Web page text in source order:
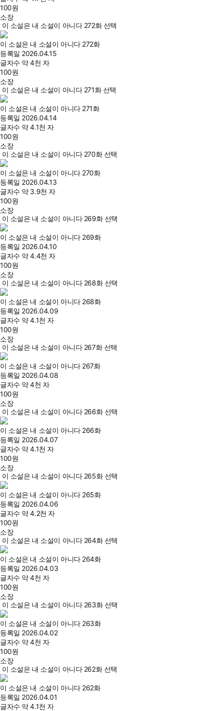
100원
소장
이 소설은 내 소설이 아니다 272화 선택
이 소설은 내 소설이 아니다 272화
등록일 2026.04.15
글자수 약 4천 자
100원
소장
이 소설은 내 소설이 아니다 271화 선택
이 소설은 내 소설이 아니다 271화
등록일 2026.04.14
글자수 약 4.1천 자
100원
소장
이 소설은 내 소설이 아니다 270화 선택
이 소설은 내 소설이 아니다 270화
등록일 2026.04.13
글자수 약 3.9천 자
100원
소장
이 소설은 내 소설이 아니다 269화 선택
이 소설은 내 소설이 아니다 269화
등록일 2026.04.10
글자수 약 4.4천 자
100원
소장
이 소설은 내 소설이 아니다 268화 선택
이 소설은 내 소설이 아니다 268화
등록일 2026.04.09
글자수 약 4.1천 자
100원
소장
이 소설은 내 소설이 아니다 267화 선택
이 소설은 내 소설이 아니다 267화
등록일 2026.04.08
글자수 약 4천 자
100원
소장
이 소설은 내 소설이 아니다 266화 선택
이 소설은 내 소설이 아니다 266화
등록일 2026.04.07
글자수 약 4.1천 자
100원
소장
이 소설은 내 소설이 아니다 265화 선택
이 소설은 내 소설이 아니다 265화
등록일 2026.04.06
글자수 약 4.2천 자
100원
소장
이 소설은 내 소설이 아니다 264화 선택
이 소설은 내 소설이 아니다 264화
등록일 2026.04.03
글자수 약 4천 자
100원
소장
이 소설은 내 소설이 아니다 263화 선택
이 소설은 내 소설이 아니다 263화
등록일 2026.04.02
글자수 약 4천 자
100원
소장
이 소설은 내 소설이 아니다 262화 선택
이 소설은 내 소설이 아니다 262화
등록일 2026.04.01
글자수 약 4.1천 자